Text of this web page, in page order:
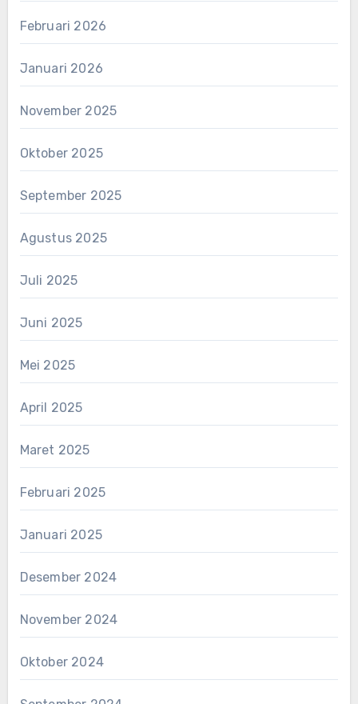
Februari 2026
Januari 2026
November 2025
Oktober 2025
September 2025
Agustus 2025
Juli 2025
Juni 2025
Mei 2025
April 2025
Maret 2025
Februari 2025
Januari 2025
Desember 2024
November 2024
Oktober 2024